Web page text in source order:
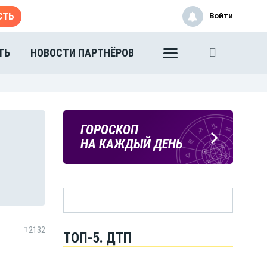
НОВОСТИ ПАРТНЁРОВ
Войти
2132
ПОГОДА
В ТАМБОВЕ
ГОРОСКОП
НА КАЖДЫЙ ДЕНЬ
ТОП-5. ДТП